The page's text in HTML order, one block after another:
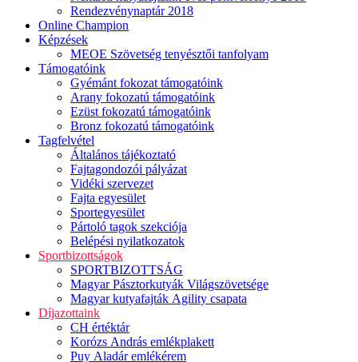
Rendezvénynaptár 2018
Online Champion
Képzések
MEOE Szövetség tenyésztői tanfolyam
Támogatóink
Gyémánt fokozat támogatóink
Arany fokozatú támogatóink
Ezüst fokozatú támogatóink
Bronz fokozatú támogatóink
Tagfelvétel
Általános tájékoztató
Fajtagondozói pályázat
Vidéki szervezet
Fajta egyesület
Sportegyesület
Pártoló tagok szekciója
Belépési nyilatkozatok
Sportbizottságok
SPORTBIZOTTSÁG
Magyar Pásztorkutyák Világszövetsége
Magyar kutyafajták Agility csapata
Díjazottaink
CH értéktár
Korózs András emlékplakett
Puy Aladár emlékérem